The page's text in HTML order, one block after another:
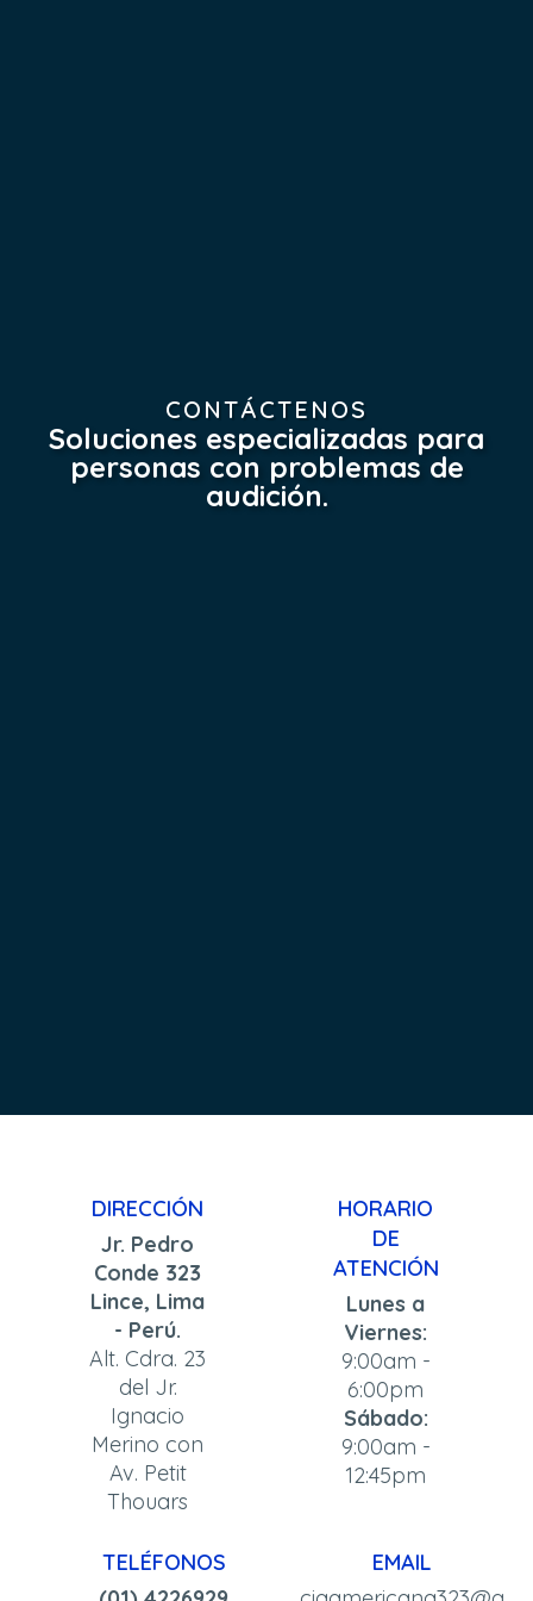
CONTÁCTENOS
Soluciones especializadas para
personas con problemas de
audición.
DIRECCIÓN
Jr. Pedro
Conde 323
Lince, Lima
- Perú.
Alt. Cdra. 23
del Jr.
Ignacio
Merino con
Av. Petit
Thouars
HORARIO
DE
ATENCIÓN
Lunes a
Viernes:
9:00am -
6:00pm
Sábado:
9:00am -
12:45pm
TELÉFONOS
EMAIL